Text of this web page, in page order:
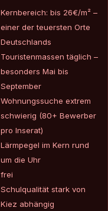
Kernbereich: bis 26€/m² –
einer der teuersten Orte
Deutschlands
Touristenmassen täglich –
besonders Mai bis
September
Wohnungssuche extrem
schwierig (80+ Bewerber
pro Inserat)
Lärmpegel im Kern rund
um die Uhr
frei
Schulqualität stark von
Kiez abhängig